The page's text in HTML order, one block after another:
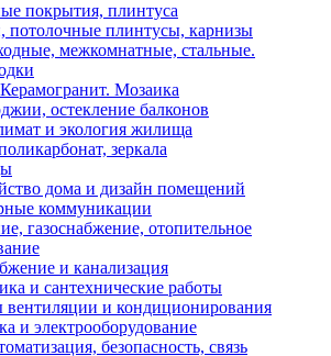
покрытия, плинтуса
потолочные плинтусы, карнизы
межкомнатные, стальные.
Мозаика
остекление балконов
и экология жилища
зеркала
дома и дизайн помещений
коммуникации
газоснабжение, отопительное
и канализация
и сантехнические работы
и кондиционирования
и электрооборудование
безопасность, связь